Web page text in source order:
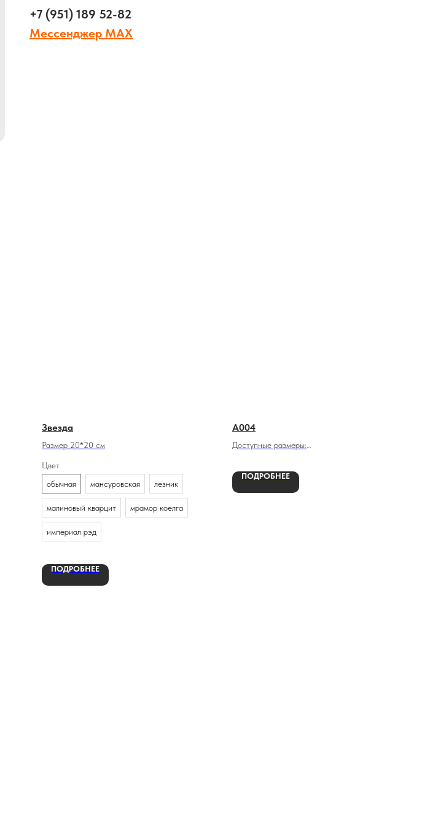
+7 (951) 189 52-82
Мессенджер MAX
Звезда
Размер 20*20 см
Цвет
обычная
мансуровская лезник
малиновый кварцит мрамор коелга
империал рэд
ПОДРОБНЕЕ
A004
Доступные размеры:
От 60х40х5 см
ПОДРОБНЕЕ